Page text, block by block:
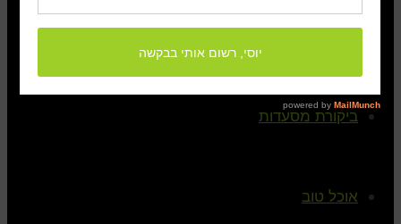
ביקורת מסעדות
אוכל טוב